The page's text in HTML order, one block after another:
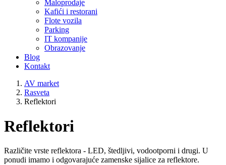
Maloprodaje
Kafići i restorani
Flote vozila
Parking
IT kompanije
Obrazovanje
Blog
Kontakt
AV market
Rasveta
Reflektori
Reflektori
Različite vrste reflektora - LED, štedljivi, vodootporni i drugi. U
ponudi imamo i odgovarajuće zamenske sijalice za reflektore.